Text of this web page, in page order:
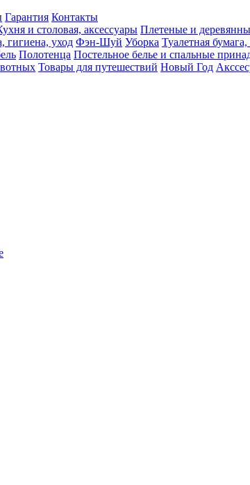
Гарантия Контакты
и столовая, аксессуары Плетеные и
гигиена, уход Фэн-Шуй Уборка Туалетная
Полотенца Постельное белье и спальные
Товары для путешествий Новый Год